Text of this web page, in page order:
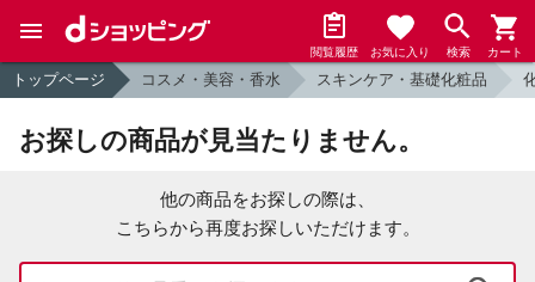
閲覧履歴 お気に入り 検索 カート
トップページ コスメ・美容・香水 スキンケア・基礎化粧品
お探しの商品が見当たりません。
他の商品をお探しの際は、
こちらから再度お探しいただけます。